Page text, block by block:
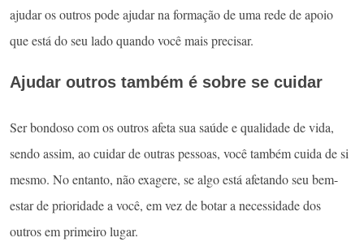
ajudar os outros pode ajudar na formação de uma rede de apoio
que está do seu lado quando você mais precisar.
Ajudar outros também é sobre se cuidar
Ser bondoso com os outros afeta sua saúde e qualidade de vida,
sendo assim, ao cuidar de outras pessoas, você também cuida de si
mesmo. No entanto, não exagere, se algo está afetando seu bem-
estar de prioridade a você, em vez de botar a necessidade dos
outros em primeiro lugar.